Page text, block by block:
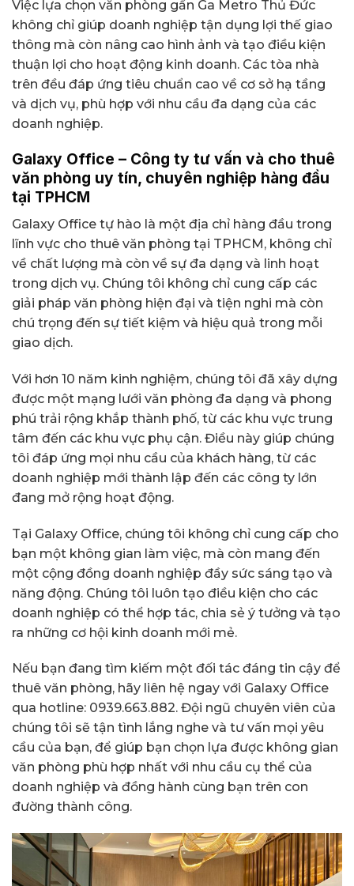
Việc lựa chọn văn phòng gần Ga Metro Thủ Đức
không chỉ giúp doanh nghiệp tận dụng lợi thế giao
thông mà còn nâng cao hình ảnh và tạo điều kiện
thuận lợi cho hoạt động kinh doanh. Các tòa nhà
trên đều đáp ứng tiêu chuẩn cao về cơ sở hạ tầng
và dịch vụ, phù hợp với nhu cầu đa dạng của các
doanh nghiệp.
Galaxy Office – Công ty tư vấn và cho thuê
văn phòng uy tín, chuyên nghiệp hàng đầu
tại TPHCM
Galaxy Office tự hào là một địa chỉ hàng đầu trong
lĩnh vực cho thuê văn phòng tại TPHCM, không chỉ
về chất lượng mà còn về sự đa dạng và linh hoạt
trong dịch vụ. Chúng tôi không chỉ cung cấp các
giải pháp văn phòng hiện đại và tiện nghi mà còn
chú trọng đến sự tiết kiệm và hiệu quả trong mỗi
giao dịch.
Với hơn 10 năm kinh nghiệm, chúng tôi đã xây dựng
được một mạng lưới văn phòng đa dạng và phong
phú trải rộng khắp thành phố, từ các khu vực trung
tâm đến các khu vực phụ cận. Điều này giúp chúng
tôi đáp ứng mọi nhu cầu của khách hàng, từ các
doanh nghiệp mới thành lập đến các công ty lớn
đang mở rộng hoạt động.
Tại Galaxy Office, chúng tôi không chỉ cung cấp cho
bạn một không gian làm việc, mà còn mang đến
một cộng đồng doanh nghiệp đầy sức sáng tạo và
năng động. Chúng tôi luôn tạo điều kiện cho các
doanh nghiệp có thể hợp tác, chia sẻ ý tưởng và tạo
ra những cơ hội kinh doanh mới mẻ.
Nếu bạn đang tìm kiếm một đối tác đáng tin cậy để
thuê văn phòng, hãy liên hệ ngay với Galaxy Office
qua hotline: 0939.663.882. Đội ngũ chuyên viên của
chúng tôi sẽ tận tình lắng nghe và tư vấn mọi yêu
cầu của bạn, để giúp bạn chọn lựa được không gian
văn phòng phù hợp nhất với nhu cầu cụ thể của
doanh nghiệp và đồng hành cùng bạn trên con
đường thành công.